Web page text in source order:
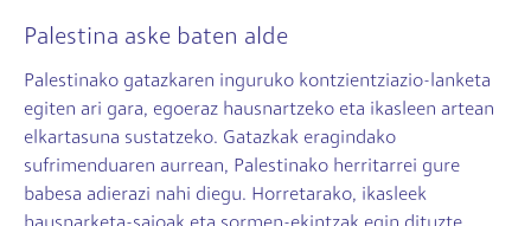
Palestina aske baten alde
Palestinako gatazkaren inguruko kontzientziazio-lanketa
egiten ari gara, egoeraz hausnartzeko eta ikasleen artean
elkartasuna sustatzeko. Gatazkak eragindako
sufrimenduaren aurrean, Palestinako herritarrei gure
babesa adierazi nahi diegu. Horretarako, ikasleek